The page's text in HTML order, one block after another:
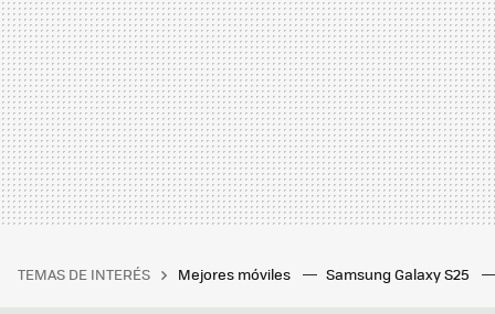
TEMAS DE INTERÉS Mejores móviles Samsung Galaxy S25